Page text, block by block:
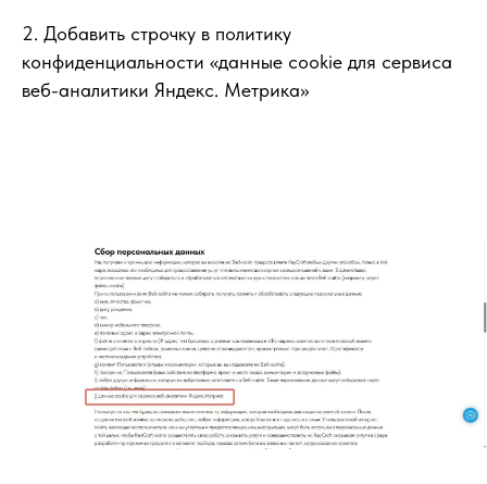
2. Добавить строчку в политику
конфиденциальности «данные cookie для сервиса
веб-аналитики Яндекс. Метрика»